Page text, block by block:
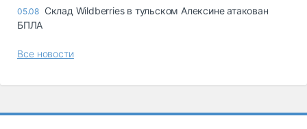
05.08 Склад Wildberries в тульском Алексине атакован
БПЛА
Все новости